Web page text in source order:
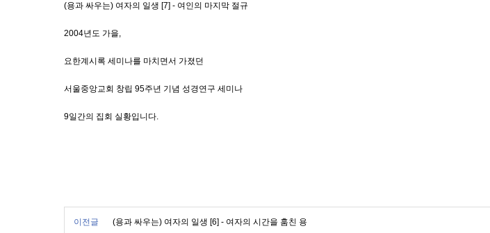
(용과 싸우는) 여자의 일생 [7] - 여인의 마지막 절규
2004년도 가을,
요한계시록 세미나를 마치면서 가졌던
서울중앙교회 창립 95주년 기념 성경연구 세미나
9일간의 집회 실황입니다.
이전글 (용과 싸우는) 여자의 일생 [6] - 여자의 시간을 훔친 용